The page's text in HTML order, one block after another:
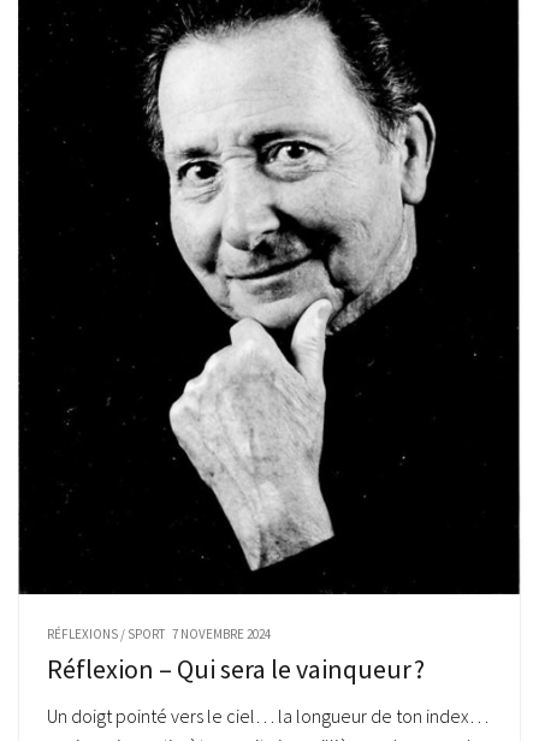
RÉFLEXIONS / SPORT 7 NOVEMBRE 2024
Réflexion – Qui sera le vainqueur ?
Un doigt pointé vers le ciel… la longueur de ton index…